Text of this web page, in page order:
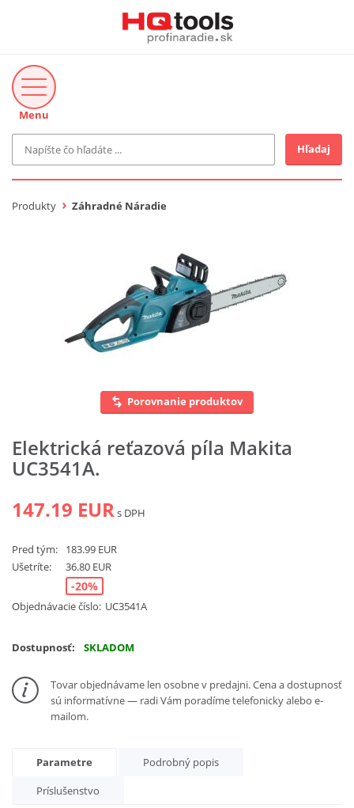
Značka
Makita-Záhrada
EUR
novinka v ponuke
Hľadaj
Menu
Produkty Záhradné Náradie
Porovnanie produktov
Elektrická reťazová píla Makita
UC3541A.
147.19 EURs DPH
Pred tým:
183.99 EUR
Ušetríte:
36.80 EUR
-20%
Objednávacie číslo: UC3541A
Dostupnosť: SKLADOM
Tovar objednávame len osobne v predajni. Cena a dostupnosť
sú informatívne — radi Vám poradíme telefonicky alebo e-
mailom.
Parametre
Podrobný popis
Príslušenstvo